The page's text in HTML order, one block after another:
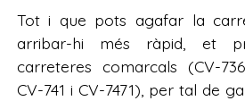
Tot i que pots agafar la
arribar-hi més ràpid, et
carreteres comarcals (CV-
CV-741 i CV-7471), per tal de